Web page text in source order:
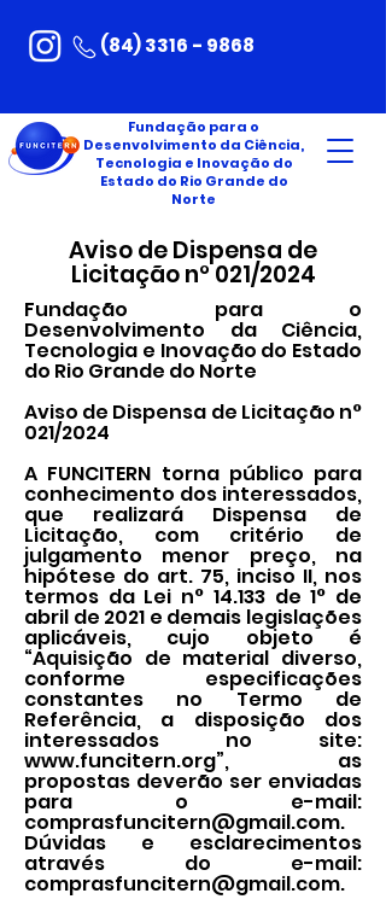
(84) 3316 - 9868
Fundação para o
Desenvolvimento da Ciência,
Tecnologia e Inovação do
Estado do Rio Grande do
Norte
Aviso de Dispensa de
Licitação n° 021/2024
Fundação para o
Desenvolvimento da Ciência,
Tecnologia e Inovação do Estado
do Rio Grande do Norte
Aviso de Dispensa de Licitação n°
021/2024
A FUNCITERN torna público para
conhecimento dos interessados,
que realizará Dispensa de
Licitação, com critério de
julgamento menor preço, na
hipótese do art. 75, inciso II, nos
termos da Lei n° 14.133 de 1° de
abril de 2021 e demais legislações
aplicáveis, cujo objeto é
“Aquisição de material diverso,
conforme especificações
constantes no Termo de
Referência, a disposição dos
interessados no site:
www.funcitern.org”, as
propostas deverão ser enviadas
para o e-mail:
comprasfuncitern@gmail.com.
Dúvidas e esclarecimentos
através do e-mail:
comprasfuncitern@gmail.com.